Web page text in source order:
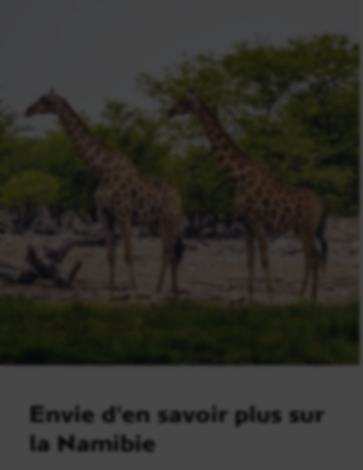
Envie d'en savoir plus sur
la Namibie